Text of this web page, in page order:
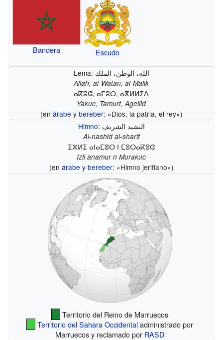
Bandera Escudo
Lema: الله، الوطن، الملك
Allāh, al-Watan, al-Malik
ⴰⴽⵓⵛ, ⴰⵎⵓⵔ, ⴰⴳⵍⵍⵉⴷ
Yakuc, Tamurt, Agellid
(en árabe y bereber: «Dios, la patria, el rey»)
Himno: النشيد الشريف
Al-nashid al-sharif
ⵉⵣⵍⵉ ⴰⵏⴰⵎⵓⵔ ⵏ ⵎⵓⵔⴰⴽⵓⵛ
Izli anamur n Murakuc
(en árabe y bereber: «Himno jerifiano»)
Territorio del Reino de Marruecos
Territorio del Sahara Occidentaladministrado por
Marruecos y reclamado por RASD